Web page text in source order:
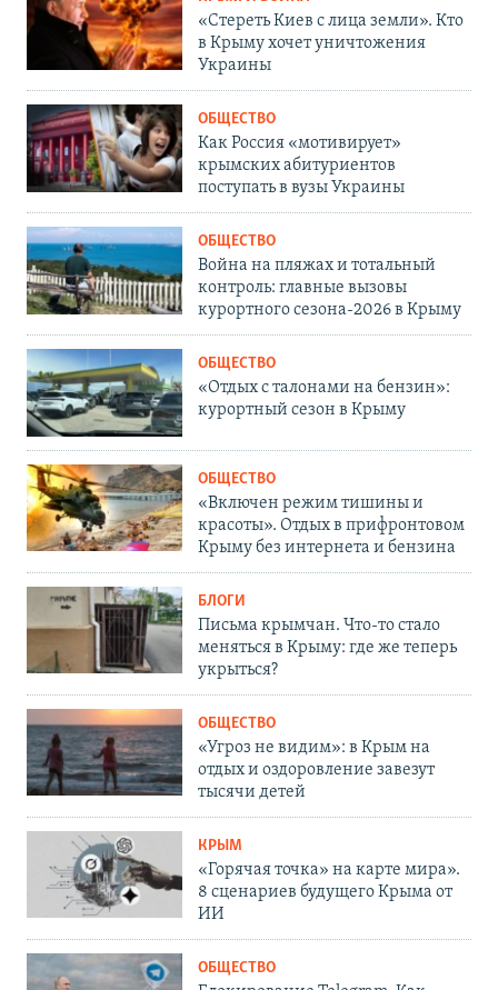
«Стереть Киев с лица земли». Кто
в Крыму хочет уничтожения
Украины
ОБЩЕСТВО
Как Россия «мотивирует»
крымских абитуриентов
поступать в вузы Украины
ОБЩЕСТВО
Война на пляжах и тотальный
контроль: главные вызовы
курортного сезона-2026 в Крыму
ОБЩЕСТВО
«Отдых с талонами на бензин»:
курортный сезон в Крыму
ОБЩЕСТВО
«Включен режим тишины и
красоты». Отдых в прифронтовом
Крыму без интернета и бензина
БЛОГИ
Письма крымчан. Что-то стало
меняться в Крыму: где же теперь
укрыться?
ОБЩЕСТВО
«Угроз не видим»: в Крым на
отдых и оздоровление завезут
тысячи детей
КРЫМ
«Горячая точка» на карте мира».
8 сценариев будущего Крыма от
ИИ
ОБЩЕСТВО